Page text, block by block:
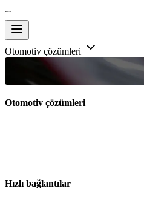
Otomotiv çözümleri
Otomotiv çözümleri
Hızlı bağlantılar